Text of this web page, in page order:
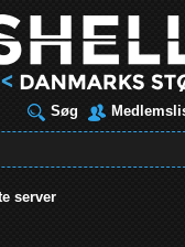
Søg
server